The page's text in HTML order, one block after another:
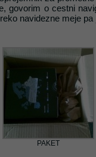
govorim o cestni
navidezne meje
PAKET